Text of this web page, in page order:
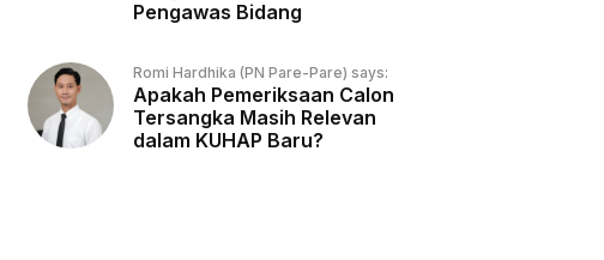
Pengawas Bidang
Romi Hardhika (PN Pare-Pare) says:
Apakah Pemeriksaan Calon
Tersangka Masih Relevan
dalam KUHAP Baru?